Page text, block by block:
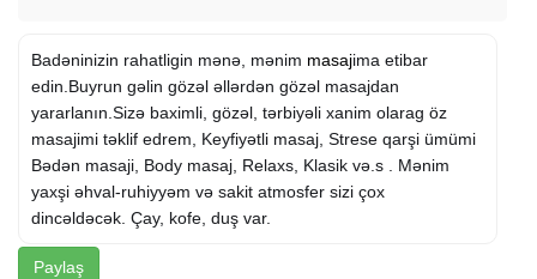
Badəninizin rahatligin mənə, mənim masajima etibar
edin.Buyrun gəlin gözəl əllərdən gözəl masajdan
yararlanın.Sizə baximli, gözəl, tərbiyəli xanim olarag öz
masajimi təklif edrem, Keyfiyətli masaj, Strese qarşi ümümi
Bədən masaji, Body masaj, Relaxs, Klasik və.s . Mənim
yaxşi əhval-ruhiyyəm və sakit atmosfer sizi çox
dincəldəcək. Çay, kofe, duş var.
Paylaş